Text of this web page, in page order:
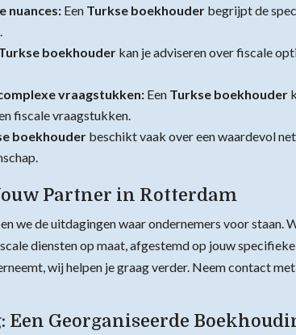
nuances: Een Turkse boekhouder begrijpt de
boekhouder kan je adviseren over fiscale
vraagstukken: Een Turkse boekhouder
fiscale vraagstukken.
boekhouder beschikt vaak over een waardevol
Partner in Rotterdam
we de uitdagingen waar ondernemers voor staan.
diensten op maat, afgestemd op jouw
wij helpen je graag verder. Neem contact
Georganiseerde